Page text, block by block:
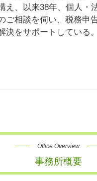
え、以来38年、個人・
ご相談を伺い、税務申
決をサポートしている。
Office Overview
事務所概要